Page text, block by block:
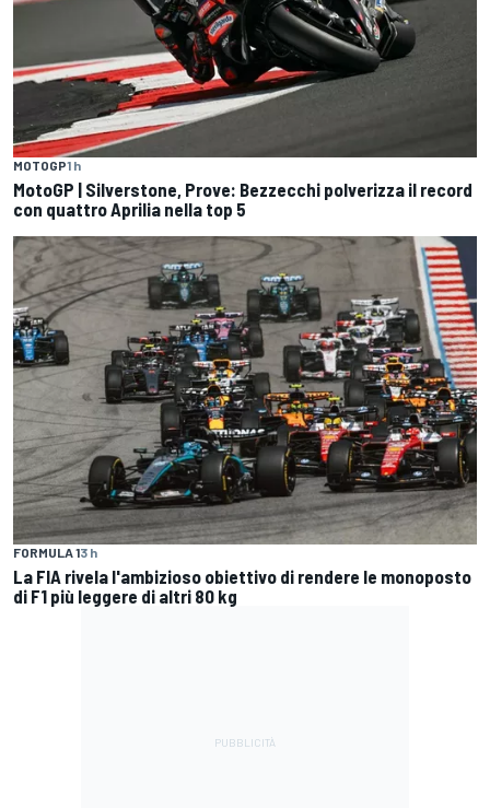
MOTOGP1 h
MotoGP | Silverstone, Prove: Bezzecchi polverizza il record
con quattro Aprilia nella top 5
FORMULA 13 h
La FIA rivela l'ambizioso obiettivo di rendere le monoposto
di F1 più leggere di altri 80 kg